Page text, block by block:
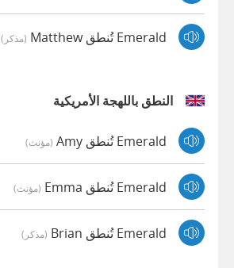
Emerald تُنطق Matthew (مذكر)
النطق باللهجة الأمريكية
Emerald تُنطق Amy (مؤنث)
Emerald تُنطق Emma (مؤنث)
Emerald تُنطق Brian (مذكر)